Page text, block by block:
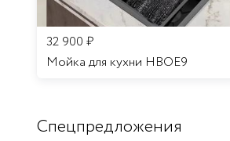
32 900 ₽
Мойка для кухни HBOE9
Спецпредложения